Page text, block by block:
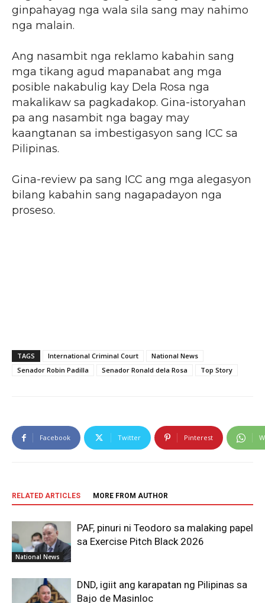
ginpahayag nga wala sila sang may nahimo
nga malain.
Ang nasambit nga reklamo kabahin sang
mga tikang agud mapanabat ang mga
posible nakabulig kay Dela Rosa nga
makalikaw sa pagkadakop. Gina-istoryahan
pa ang nasambit nga bagay may
kaangtanan sa imbestigasyon sang ICC sa
Pilipinas.
Gina-review pa sang ICC ang mga alegasyon
bilang kabahin sang nagapadayon nga
proseso.
TAGS International Criminal Court
National News
Senador Robin Padilla
Senador Ronald dela Rosa Top Story
Facebook Twitter Pinterest
RELATED ARTICLES MORE FROM AUTHOR
National News
PAF, pinuri ni Teodoro sa malaking papel
sa Exercise Pitch Black 2026
DND, igiit ang karapatan ng Pilipinas sa
Bajo de Masinloc